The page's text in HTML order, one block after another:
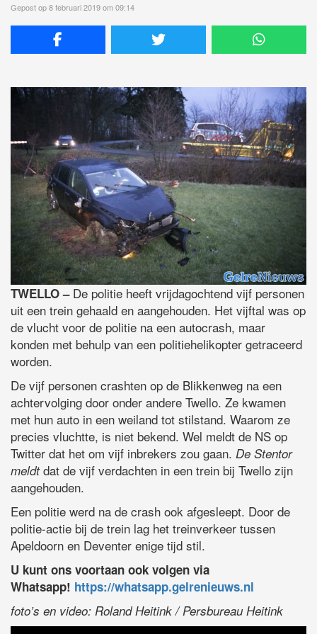
Gepost op 8 februari 2019 om 09:14
TWELLO –De politie heeft vrijdagochtend vijf personen
uit een trein gehaald en aangehouden. Het vijftal was op
de vlucht voor de politie na een autocrash, maar
konden met behulp van een politiehelikopter getraceerd
worden.
De vijf personen crashten op de Blikkenweg na een
achtervolging door onder andere Twello. Ze kwamen
met hun auto in een weiland tot stilstand. Waarom ze
precies vluchtte, is niet bekend. Wel meldt de NS op
Twitter dat het om vijf inbrekers zou gaan. De Stentor
meldtdat de vijf verdachten in een trein bij Twello zijn
aangehouden.
Een politie werd na de crash ook afgesleept. Door de
politie-actie bij de trein lag het treinverkeer tussen
Apeldoorn en Deventer enige tijd stil.
U kunt ons voortaan ook volgen via
Whatsapp! https://whatsapp.gelrenieuws.nl
foto’s en video: Roland Heitink / Persbureau Heitink